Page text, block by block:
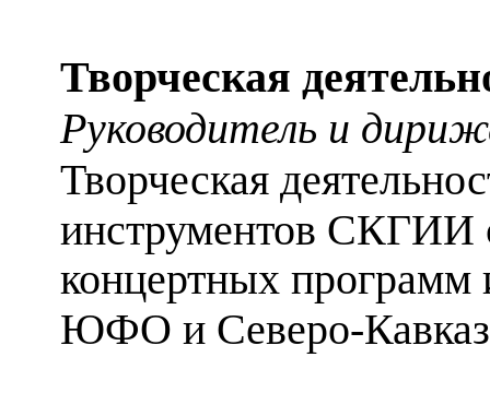
Творческая
Руководитель и
Творческая
инструментов СКГИИ
концертных программ
ЮФО и Северо-